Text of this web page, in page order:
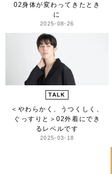
02身体が変わってきたとき
に
2025-08-26
TALK
＜やわらかく、うつくしく、
ぐっすりと＞02外着にでき
るレベルです
2025-03-18